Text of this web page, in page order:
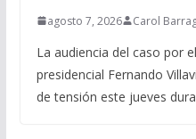
agosto 7, 2026 Carol
La audiencia del caso por
presidencial Fernando
de tensión este jueves